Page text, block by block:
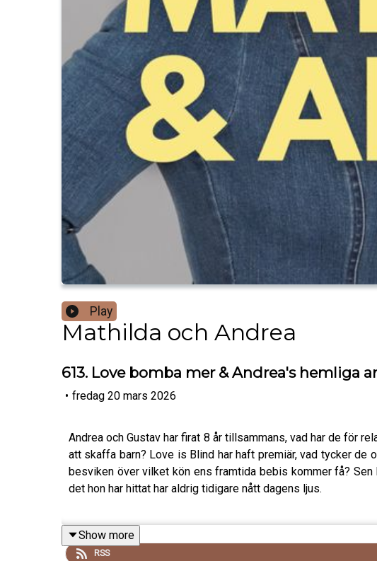
Play
Mathilda och Andrea
613. Love bomba mer & Andrea's hemliga
• fredag 20 mars 2026
Andrea och Gustav har firat 8 år tillsammans, vad har de för
att skaffa barn? Love is Blind har haft premiär, vad tycker de
besviken över vilket kön ens framtida bebis kommer få?
det hon har hittat har aldrig tidigare nått dagens ljus.
Show more
RSS